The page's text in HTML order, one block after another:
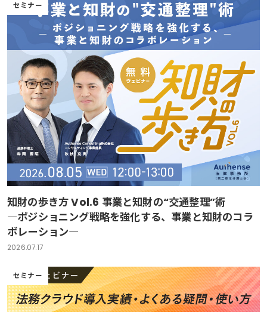
セミナー
知財の歩き方 Vol.6 事業と知財の“交通整理”術
―ポジショニング戦略を強化する、事業と知財のコラ
ボレーション―
2026.07.17
セミナー